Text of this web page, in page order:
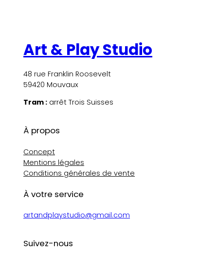
Art & Play Studio
48 rue Franklin Roosevelt
59420 Mouvaux
Tram : arrêt Trois Suisses
À propos
Concept
Mentions légales
Conditions générales de vente
À votre service
artandplaystudio@gmail.com
Suivez-nous